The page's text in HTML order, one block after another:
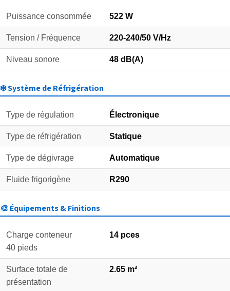
Puissance consommée 522 W
Tension / Fréquence 220-240/50 V/Hz
Niveau sonore 48 dB(A)
❄️ Système de Réfrigération
Type de régulation Électronique
Type de réfrigération Statique
Type de dégivrage Automatique
Fluide frigorigène R290
🎨 Équipements & Finitions
Charge conteneur
40 pieds
14 pces
Surface totale de
présentation
2.65 m²